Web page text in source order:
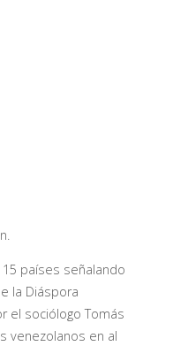
países señalando
la Diáspora
el sociólogo Tomás
venezolanos en al